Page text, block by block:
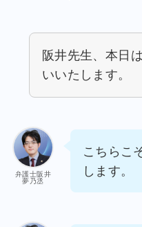
阪井先生、本日
いいたします。
弁護士阪井
夢乃丞
こちらこ
します。